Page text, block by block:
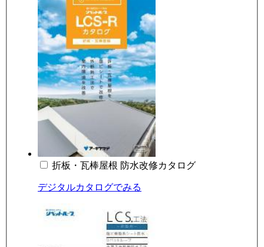
折板・瓦棒屋根 防水改修カタログ
デジタルカタログでみる